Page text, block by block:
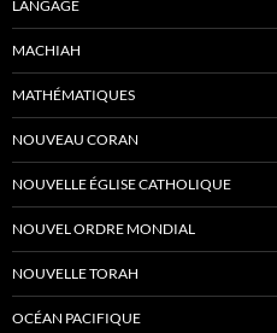
LANGAGE
MACHIAH
MATHÉMATIQUES
NOUVEAU CORAN
NOUVELLE ÉGLISE CATHOLIQUE
NOUVEL ORDRE MONDIAL
NOUVELLE TORAH
OCÉAN PACIFIQUE